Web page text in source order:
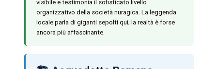
visibile e testimonia il sofisticato livello
organizzativo della società nuragica. La leggenda
locale parla di giganti sepolti qui; la realtà è forse
ancora più affascinante.